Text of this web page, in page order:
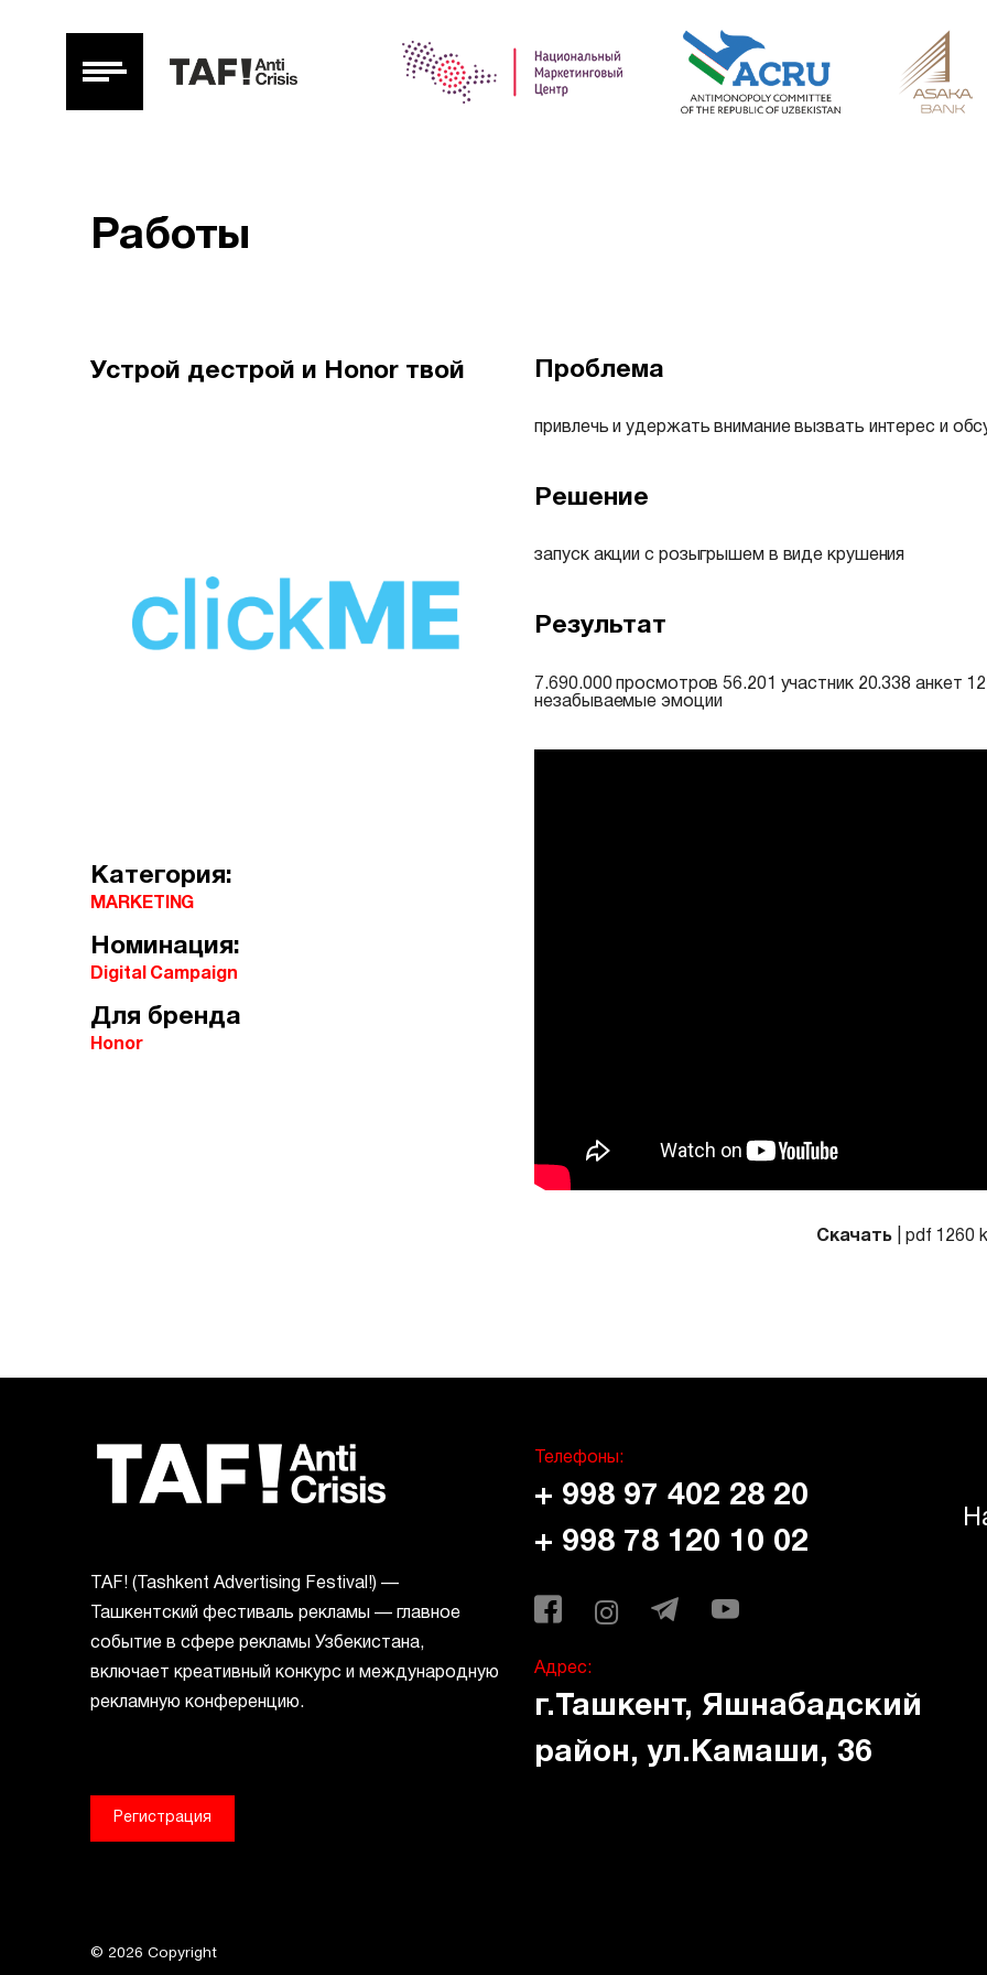
Работы
Устрой дестрой и Honor твой
Категория:
MARKETING
Номинация:
Digital Campaign
Для бренда
Honor
Проблема
привлечь и удержать внимание вызвать интерес и
Решение
запуск акции с розыгрышем в виде крушения
Результат
7.690.000 просмотров 56.201 участник 20.338 анкет
незабываемые эмоции
Скачать | pdf 1260
ТАF! (Tashkent Advertising Festival!) —
Ташкентский фестиваль рекламы — главное
событие в сфере рекламы Узбекистана,
включает креативный конкурс и международную
рекламную конференцию.
Регистрация
Телефоны:
+ 998 97 402 28 20
+ 998 78 120 10 02
Адрес:
г.Ташкент, Яшнабадский
район, ул.Камаши, 36
© 2026 Copyright